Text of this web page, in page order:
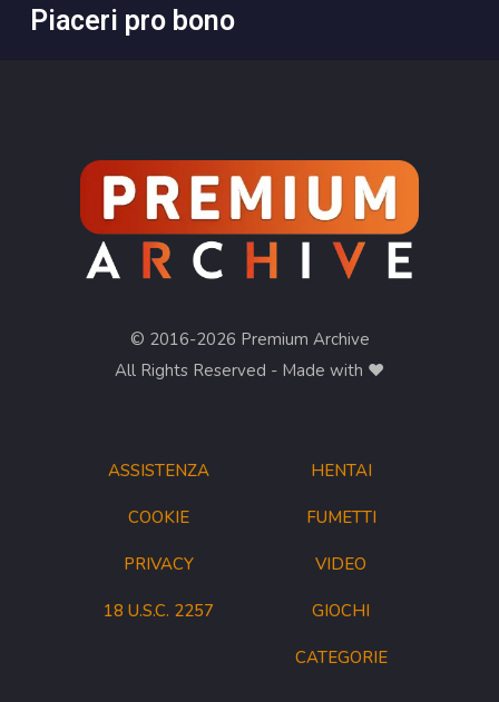
piaceri pro bono
ASSISTENZA
COOKIE
PRIVACY
18 U.S.C. 2257
© 2016-2026 Premium Archive
All Rights Reserved - Made with ❤︎
HENTAI
FUMETTI
VIDEO
GIOCHI
CATEGORIE